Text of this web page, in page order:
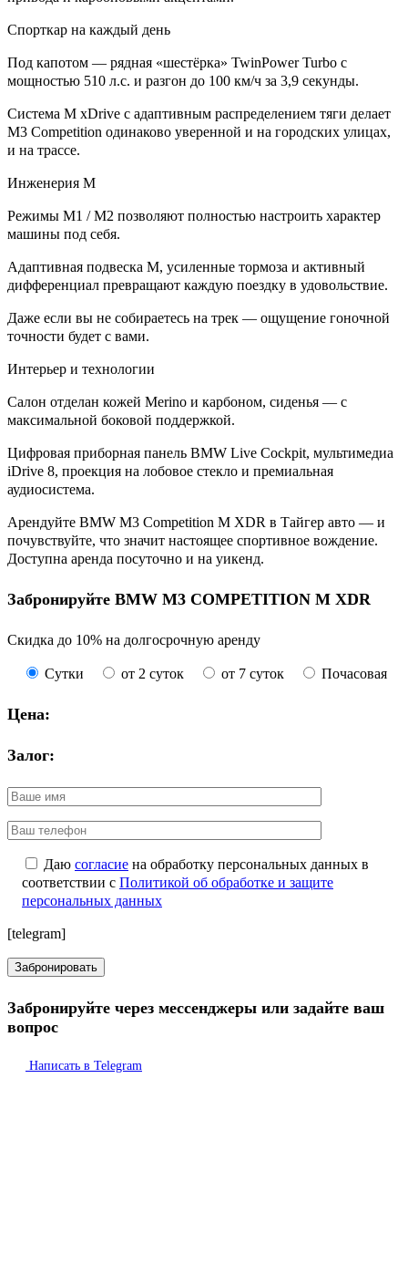
Спорткар на каждый день
Под капотом — рядная «шестёрка» TwinPower Turbo с
мощностью 510 л.с. и разгон до 100 км/ч за 3,9 секунды.
Система M xDrive с адаптивным распределением тяги делает
M3 Competition одинаково уверенной и на городских улицах,
и на трассе.
Инженерия M
Режимы M1 / M2 позволяют полностью настроить характер
машины под себя.
Адаптивная подвеска M, усиленные тормоза и активный
дифференциал превращают каждую поездку в удовольствие.
Даже если вы не собираетесь на трек — ощущение гоночной
точности будет с вами.
Интерьер и технологии
Салон отделан кожей Merino и карбоном, сиденья — с
максимальной боковой поддержкой.
Цифровая приборная панель BMW Live Cockpit, мультимедиа
iDrive 8, проекция на лобовое стекло и премиальная
аудиосистема.
Арендуйте BMW M3 Competition M XDR в Тайгер авто — и
почувствуйте, что значит настоящее спортивное вождение.
Доступна аренда посуточно и на уикенд.
Забронируйте BMW М3 COMPETITION M XDR
Скидка до 10% на долгосрочную аренду
Сутки от 2 суток от 7 суток Почасовая
Цена:
Залог:
Даю согласие на обработку персональных данных в
соответствии с Политикой об обработке и защите
персональных данных
[telegram]
Забронируйте через мессенджеры или задайте ваш
вопрос
Написать в Telegram